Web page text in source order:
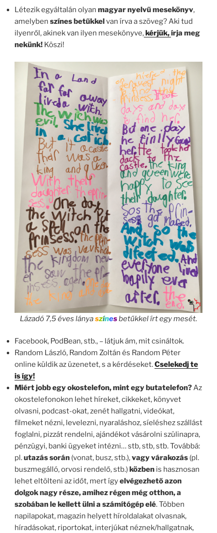
Létezik egyáltalán olyan magyar nyelvű mesekönyv,
amelyben színes betűkkel van írva a szöveg? Aki tud
ilyenről, akinek van ilyen mesekönyve, kérjük,írja meg
nekünk! Köszi!
Lázadó 7,5 éves lányaszínesbetűkkel írt egy mesét.
Facebook, PodBean, stb., – látjuk ám, mit csináltok.
Random László, Random Zoltán és Random Péter
online küldik az üzenetet, s a kérdéseket.Cselekedj te
is így!
Miért jobb egy okostelefon, mint egy butatelefon?Az
okostelefonokon lehet híreket, cikkeket, könyvet
olvasni, podcast-okat, zenét hallgatni, videókat,
filmeket nézni, levelezni, nyaraláshoz, síeléshez szállást
foglalni, pizzát rendelni, ajándékot vásárolni szülinapra,
pénzügyi, banki ügyeket intézni… stb, stb, stb. Továbbá:
pl.utazás során (vonat, busz, stb.),vagy várakozás (pl.
buszmegálló, orvosi rendelő, stb.) közben is hasznosan
lehet eltölteni az időt, mert ígyelvégezhető azon
dolgok nagy része, amihez régen még otthon, a
szobában le kellett ülni a számítógép elé. Többen
napilapokat, magazin helyett híroldalakat olvasnak,
híradásokat, riportokat, interjúkat néznek/hallgatnak,